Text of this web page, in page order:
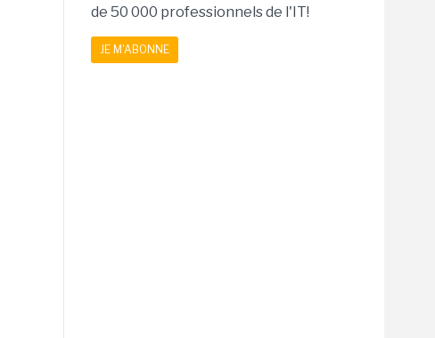
de 50 000 professionnels de l'IT!
JE M'ABONNE